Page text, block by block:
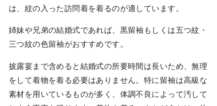
は、紋の入った訪問着を着るのが適しています。
姉妹や兄弟の結婚式であれば、黒留袖もしくは五つ紋・
三つ紋の色留袖がおすすめです。
披露宴まで含めると結婚式の所要時間は長いため、無理
をして着物を着る必要はありません。特に留袖は高級な
素材を用いているものが多く、体調不良によって汚して